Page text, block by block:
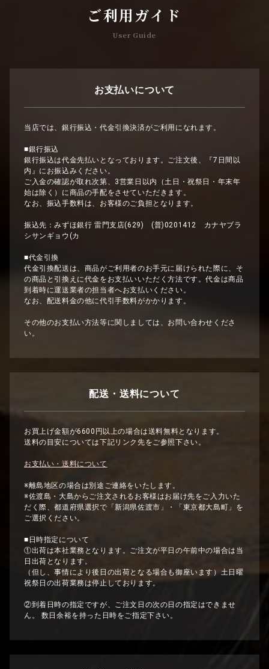
ご利用ガイド
User Guide
お支払いについて
当店では、銀行振込・代金引換決済がご利用になれます。
■銀行振込
銀行振込は代金先払いとなっております。ご注文後、『7日間以
内』にお振込みください。
ご入金の確認が取れ次第、3営業日以内（土日・祝祭日・年末年
始は除く）に商品の手配をさせていただきます。
なお、振込手数料は、お客様のご負担となります。
振込先：みずほ銀行 雷門支店(629) (普)0201412 カナヤブラ
シサンギョウ(カ
■代金引換
代金引換配送は、商品がご利用者のお手元に届けられた際に、そ
の商品と引換えに代金をお支払いいただく方法です。代金は商品
到着時に運送業者の担当者へお支払いください。
なお、配送料金の他に代引手数料がかかります。
その他のお支払い方法等に関しましては、お問い合わせくださ
い。
配送・送料について
お買上げ金額が6600円以上の場合は送料無料となります。
送料の目安については下記リンク先をご参照下さい。
お支払い・送料について
※離島地区の場合は別途ご連絡をいたします。
※佐渡島・大島からご注文されるお客様はお届け先をご入力いた
だく際、都道府県選択で「新潟県佐渡市」・「東京都大島町」を
ご選択ください。
■日時指定について
①出荷は本社業務となります。ご注文が平日の午前中の場合は当
日出荷となります。
（但し、事情により後日の出荷となる場合も御座います）土日曜
祝祭日の出荷業務は停止しております。
②到着日時の指定ですが、ご注文日の次の日の指定はできませ
ん。 数日余裕を持った日時をご指定下さい。